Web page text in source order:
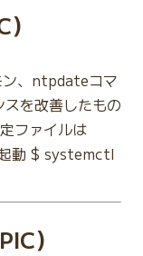
、ntpdateコマ
を改善したもの
ファイルは
動 $ systemctl
）